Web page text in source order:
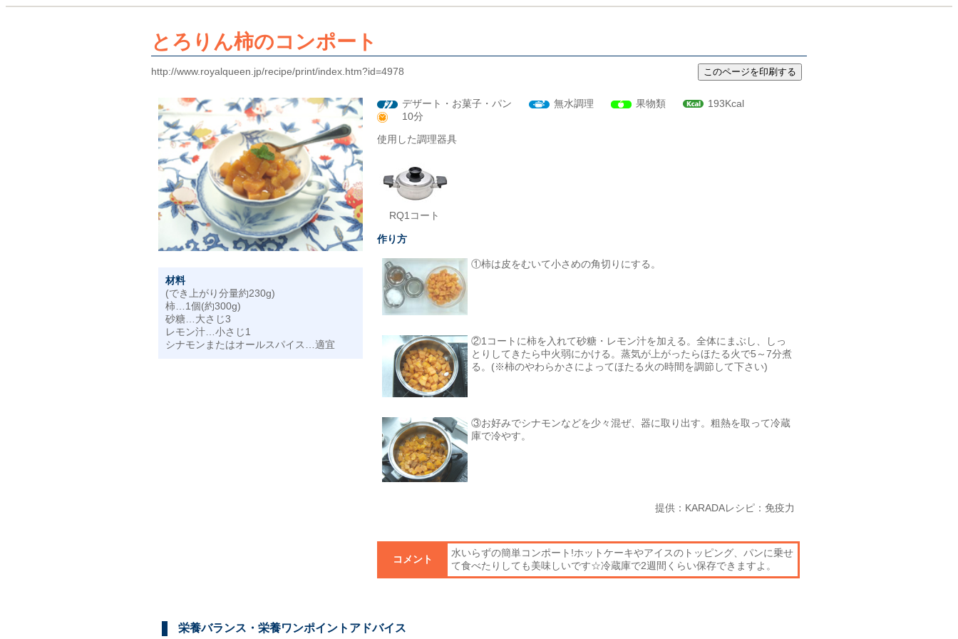
とろりん柿のコンポート
http://www.royalqueen.jp/recipe/print/index.htm?id=4978
材料
(でき上がり分量約230g)
柿…1個(約300g)
砂糖…大さじ3
レモン汁…小さじ1
シナモンまたはオールスパイス…適宜
デザート・お菓子・パン 無水調理 果物類
193Kcal
10分
使用した調理器具
RQ1コート
作り方
①柿は皮をむいて小さめの角切りにする。
②1コートに柿を入れて砂糖・レモン汁を加える。全体にまぶし、しっ
とりしてきたら中火弱にかける。蒸気が上がったらほたる火で5～7分煮
る。(※柿のやわらかさによってほたる火の時間を調節して下さい)
③お好みでシナモンなどを少々混ぜ、器に取り出す。粗熱を取って冷蔵
庫で冷やす。
提供：KARADAレシピ：免疫力
コメント
水いらずの簡単コンポート!ホットケーキやアイスのトッピング、パンに乗せ
て食べたりしても美味しいです☆冷蔵庫で2週間くらい保存できますよ。
栄養バランス・栄養ワンポイントアドバイス